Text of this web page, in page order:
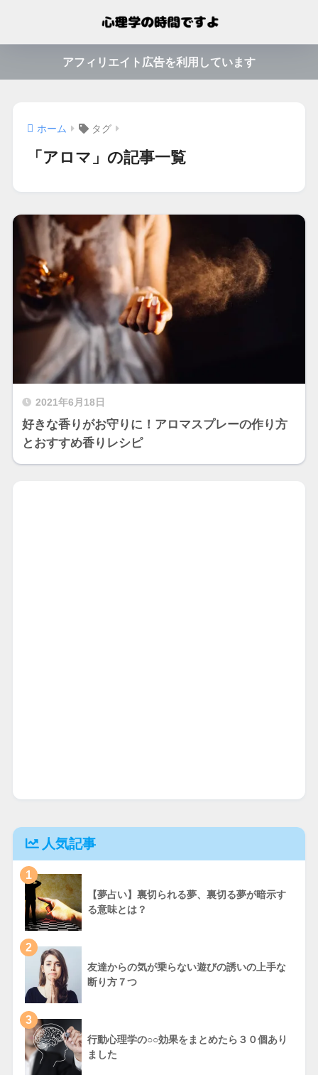
アフィリエイト広告を利用しています
ホーム タグ
「アロマ」の記事一覧
2021年6月18日
好きな香りがお守りに！アロマスプレーの作り方
とおすすめ香りレシピ
人気記事
1
【夢占い】裏切られる夢、裏切る夢が暗示す
る意味とは？
2
友達からの気が乗らない遊びの誘いの上手な
断り方７つ
3
行動心理学の○○効果をまとめたら３０個あり
ました